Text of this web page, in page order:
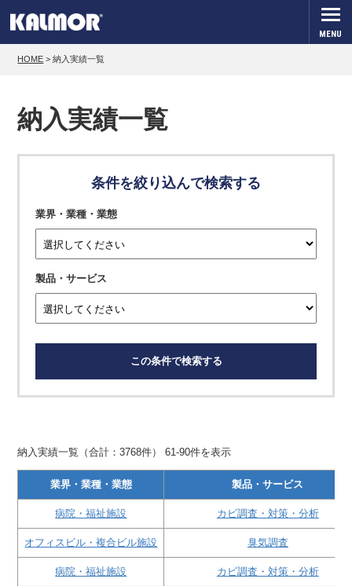
MENU
HOME >納入実績一覧
納入実績一覧
条件を絞り込んで検索する
業界・業種・業態
製品・サービス
この条件で検索する
納入実績一覧（合計：3768件） 61-90件を表示
業界・業種・業態 製品・サービス
病院・福祉施設 カビ調査・対策・分析
オフィスビル・複合ビル施設 臭気調査
病院・福祉施設 カビ調査・対策・分析